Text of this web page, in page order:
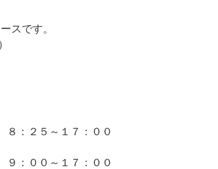
スです。
８：２５～１７：００
９：００～１７：００